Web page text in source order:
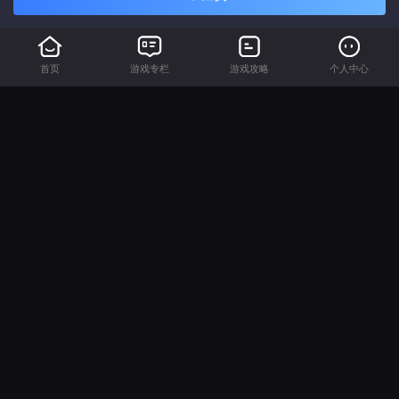
首页 游戏专栏 游戏攻略 个人中心